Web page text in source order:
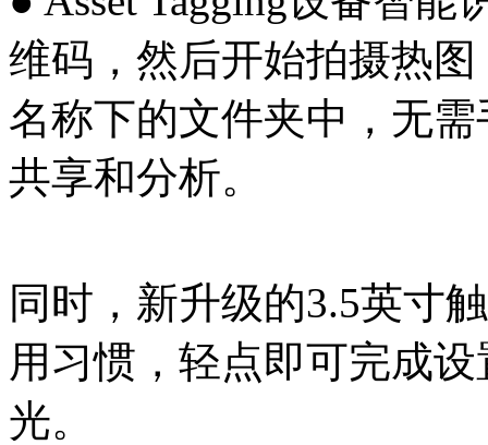
维码，然后开始拍摄热
名称下的文件夹中，无
共享和分析。
同时，新升级的3.5英寸
用习惯，轻点即可完成
光。